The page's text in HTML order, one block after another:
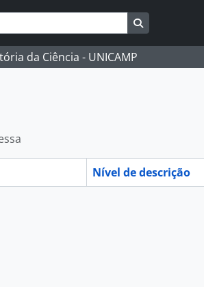
da Ciência - UNICAMP
Nível de descrição